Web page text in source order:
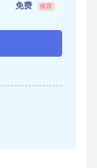
免费 推荐